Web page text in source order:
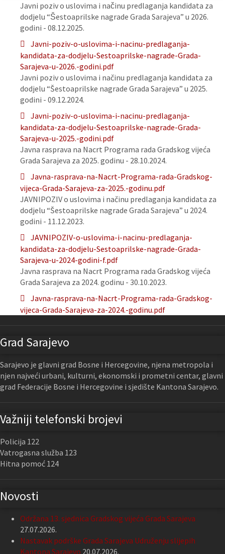
Javni poziv o uslovima i načinu predlaganja kandidata za
dodjelu “Šestoaprilske nagrade Grada Sarajeva” u 2026.
godini - 08.12.2025.
Javni-poziv-o-uslovima-i-nacinu-predlaganja-
kandidata-za-dodjelu-Sestoaprilske-nagrade-Grada-
Sarajeva-u-2026.-godini.pdf
Javni poziv o uslovima i načinu predlaganja kandidata za
dodjelu “Šestoaprilske nagrade Grada Sarajeva” u 2025.
godini - 09.12.2024.
Javni-poziv-o-uslovima-i-nacinu-predlaganja-
kandidata-za-dodjelu-Sestoaprilske-nagrade-Grada-
Sarajeva-u-2025.-godini.pdf
Javna rasprava na Nacrt Programa rada Gradskog vijeća
Grada Sarajeva za 2025. godinu - 28.10.2024.
Javna-rasprava-na-Nacrt-Programa-rada-Gradskog-
vijeca-Grada-Sarajeva-za-2025.-godinu.pdf
JAVNIPOZIV o uslovima i načinu predlaganja kandidata za
dodjelu “Šestoaprilske nagrade Grada Sarajeva” u 2024.
godini - 11.12.2023.
JAVNIPOZIV-o-uslovima-i-nacinu-predlaganja-
kandidata-za-dodjelu-Sestoaprilske-nagrade-Grada-
Sarajeva-u-2024-godini-f.pdf
Javna rasprava na Nacrt Programa rada Gradskog vijeća
Grada Sarajeva za 2024. godinu - 30.10.2023.
Javna-rasprava-na-Nacrt-Programa-rada-Gradskog-
vijeca-Grada-Sarajeva-za-2024.-godinu.pdf
Grad Sarajevo
Sarajevo je glavni grad Bosne i Hercegovine, njena metropola i
njen najveći urbani, kulturni, ekonomski i prometni centar, glavni
grad Federacije Bosne i Hercegovine i sjedište Kantona Sarajevo.
Važniji telefonski brojevi
Policija 122
Vatrogasna služba 123
Hitna pomoć 124
Novosti
Održana 13. sjednica Gradskog vijeća Grada Sarajeva
27.07.2026.
Nastavak podrške Grada Sarajeva Udruženju slijepih
Kantona Sarajevo 20.07.2026.